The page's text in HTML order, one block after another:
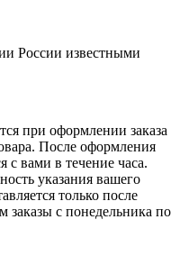
России известными
при оформлении заказа
После оформления
с вами в течение часа.
указания вашего
только после
с понедельника по